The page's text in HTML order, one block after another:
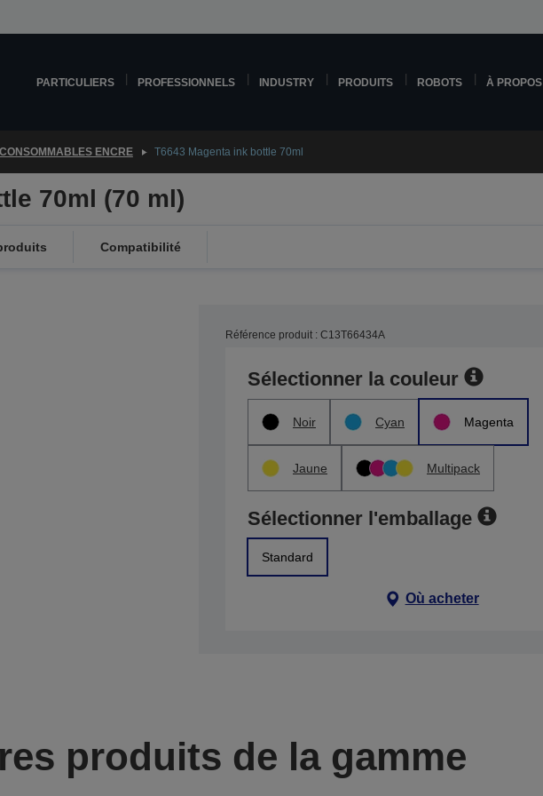
PARTICULIERS PROFESSIONNELS INDUSTRY PRODUITS ROBOTS À PROPOS
ENCRE T6643 Magenta ink bottle 70ml
70ml (70 ml)
Compatibilité
Référence produit : C13T66434A
Sélectionner la couleur
Noir Cyan Magenta
Jaune Multipack
Sélectionner l'emballage
Standard
Où acheter
produits de la gamme